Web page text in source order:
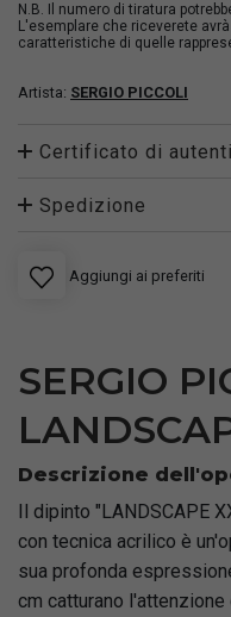
N.B. Il numero di tiratura
L'esemplare che riceverete
caratteristiche di quelle
Artista: SERGIO PICCOLI
Certificato di
Spedizione
Aggiungi ai preferiti
SERGIO
Descrizione
Il dipinto "LANDSCAPE
con tecnica acrilico è
sua profonda
cm catturano